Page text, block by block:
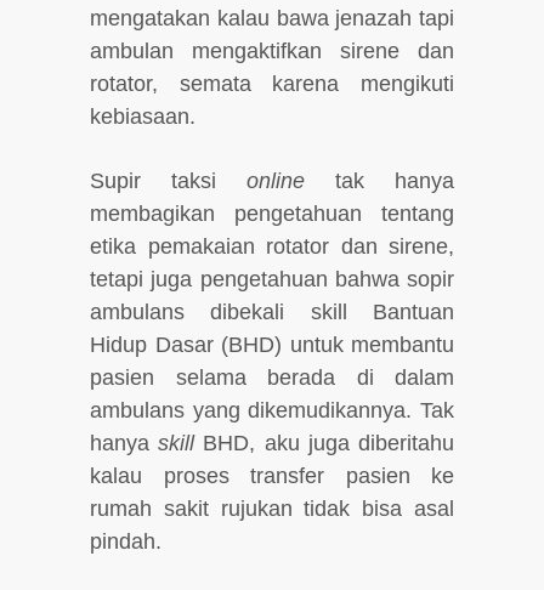
mengatakan kalau bawa jenazah tapi
ambulan mengaktifkan sirene dan
rotator, semata karena mengikuti
kebiasaan.
Supir taksi online tak hanya
membagikan pengetahuan tentang
etika pemakaian rotator dan sirene,
tetapi juga pengetahuan bahwa sopir
ambulans dibekali skill Bantuan
Hidup Dasar (BHD) untuk membantu
pasien selama berada di dalam
ambulans yang dikemudikannya. Tak
hanyaskillBHD, aku juga diberitahu
kalau proses transfer pasien ke
rumah sakit rujukan tidak bisa asal
pindah.